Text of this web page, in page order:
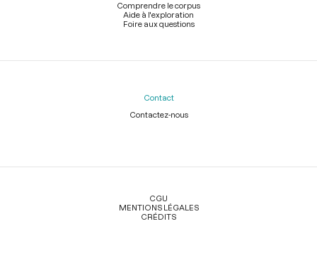
Comprendre le corpus
Aide à l'exploration
Foire aux questions
Contact
Contactez-nous
Légal
CGU
MENTIONS LÉGALES
CRÉDITS